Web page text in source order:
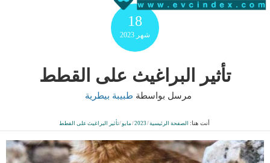
18
شهر 2023
تأثير البراغيث على القطط
مرسل بواسطة طبيبة بيطرية
أنت هنا: الصفحة الرئيسية/
2023
/ مايو/تأثير البراغيث على القطط